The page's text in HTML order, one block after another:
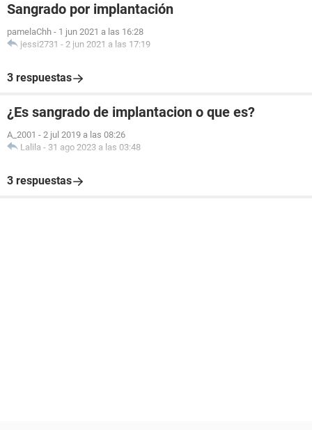
Sangrado por implantación
pamelaChh - 1 jun 2021 a las 16:28
jessi2731 - 2 jun 2021 a las 17:19
3 respuestas
¿Es sangrado de implantacion o que es?
A_2001 - 2 jul 2019 a las 08:26
Lalila - 31 ago 2023 a las 03:48
3 respuestas